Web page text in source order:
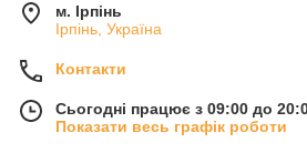
м. Ірпінь
Ірпінь, Україна
Контакти
Сьогодні працює з 09:00 до
Показати весь графік роботи